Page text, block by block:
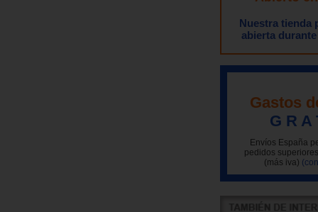
Nuestra tienda
abierta
Gastos
G R A
Envíos España
pedidos
(más iva)